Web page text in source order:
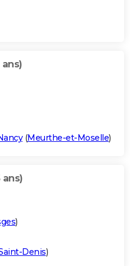
ans)
(Meurthe-et-Moselle)
ans)
)
Denis)